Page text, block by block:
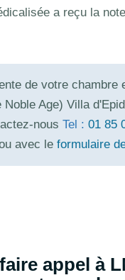
a reçu la
de votre chambre
Noble Age) Villa
nous Tel : 01 85
avec le formulaire
appel à